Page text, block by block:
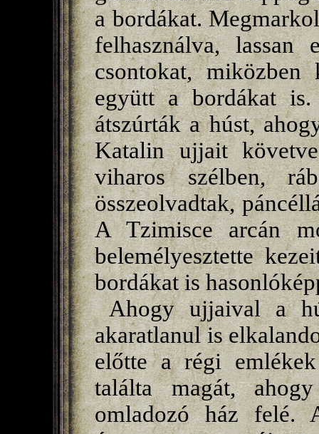
a bordákat.
felhasználva, lassan
csontokat,
együtt a bordákat
átszúrták a húst,
Katalin ujjait
viharos szélben,
összeolvadtak,
A Tzimisce arcán
belemélyesztette
bordákat is
Ahogy ujjaival a
akaratlanul is
előtte a régi
találta magát,
omladozó ház felé.